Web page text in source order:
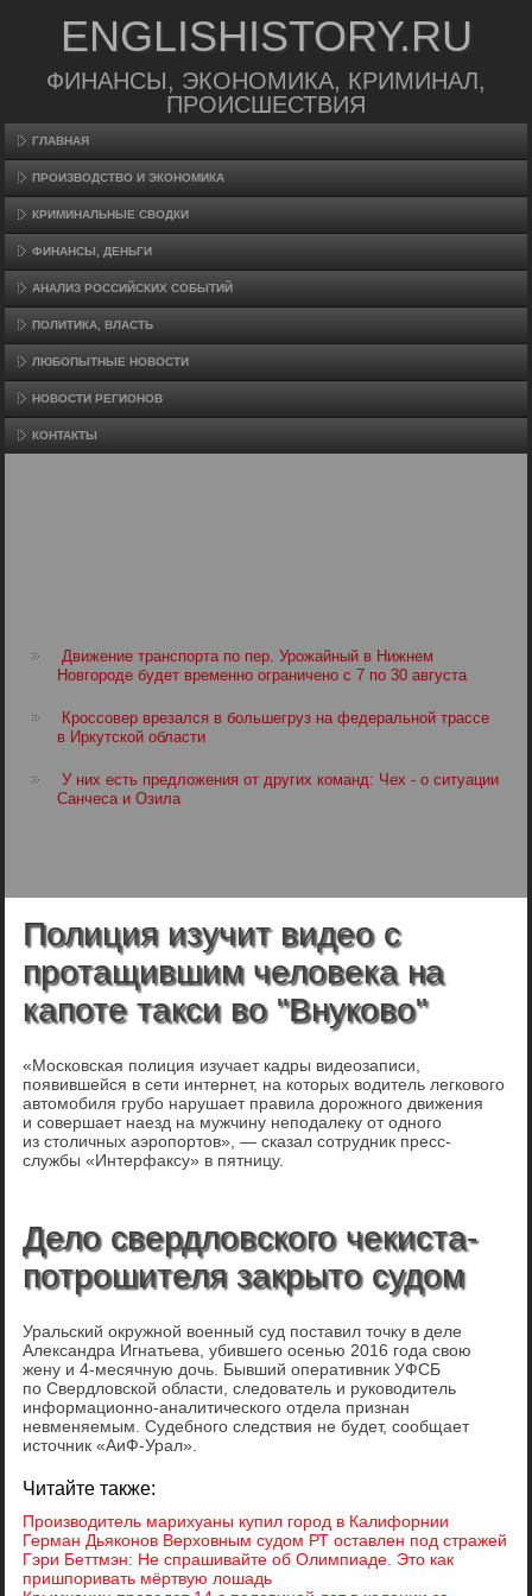
ENGLISHISTORY.RU
ФИНАНСЫ, ЭКОНОМИКА, КРИМИНАЛ,
ПРОИСШЕСТВИЯ
ГЛАВНАЯ
ПРОИЗВΟДСТВО И ЭКОНОМИКА
КРИМИНАЛЬНЫЕ СВОДКИ
ФИНАНСЫ, ДЕНЬГИ
АНАЛИЗ РОССИЙСКИХ СОБЫТИЙ
ПОЛИТИКА, ВЛАСТЬ
ЛЮБОПЫТНЫЕ НОВОСТИ
НОВОСТИ РЕГИОНОВ
КОНТАКТЫ
Движение транспорта по пер. Урожайный в Нижнем
Новгороде будет временно ограничено с 7 по 30 августа
Кроссовер врезался в большегруз на федеральной трассе
в Иркутской области
У них есть предложения от других команд: Чех - о ситуации
Санчеса и Озила
Полиция изучит видео с
протащившим человека на
капоте такси во "Внуково"
«Московская полиция изучает кадры видеозаписи,
появившейся в сети интернет, на которых водитель легкового
автомобиля грубо нарушает правила дорожного движения
и совершает наезд на мужчину неподалеку от одного
из столичных аэропортов», — сказал сотрудник пресс-
службы «Интерфаксу» в пятницу.
Дело свердловского чекиста-
потрошителя закрыто судом
Уральский окружной военный суд поставил точку в деле
Александра Игнатьева, убившего осенью 2016 года свою
жену и 4-месячную дочь. Бывший оперативник УФСБ
по Свердловской области, следователь и руководитель
информационно-аналитического отдела признан
невменяемым. Судебного следствия не будет, сообщает
источник «АиФ-Урал».
Читайте также:
Производитель марихуаны купил город в Калифорнии
Герман Дьяконов Верховным судом РТ оставлен под стражей
Гэри Беттмэн: Не спрашивайте об Олимпиаде. Это как
пришпоривать мёртвую лошадь